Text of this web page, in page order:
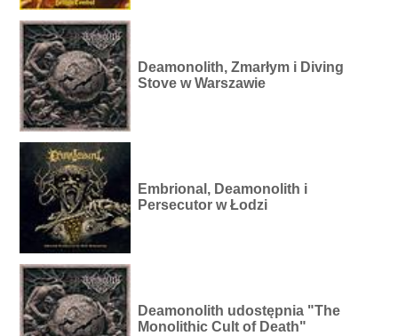
Deamonolith, Zmarłym i Diving
Stove w Warszawie
Embrional, Deamonolith i
Persecutor w Łodzi
Deamonolith udostępnia "The
Monolithic Cult of Death"